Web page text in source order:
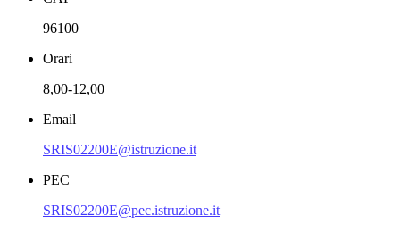
96100
Orari
8,00-12,00
Email
SRIS02200E@istruzione.it
PEC
SRIS02200E@pec.istruzione.it